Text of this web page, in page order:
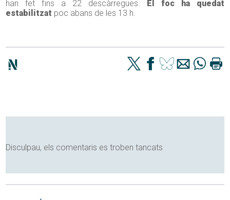
han fet fins a 22 descàrregues.
El foc ha quedat
estabilitzat poc abans de les 13 h.
Disculpau, els comentaris es troben tancats